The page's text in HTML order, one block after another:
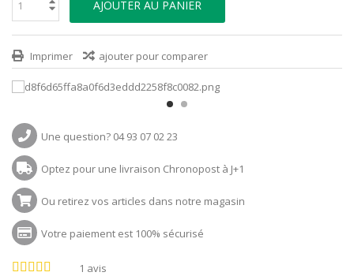
AJOUTER AU PANIER
Imprimer ajouter pour comparer
Une question? 04 93 07 02 23
Optez pour une livraison Chronopost à J+1
Ou retirez vos articles dans notre magasin
Votre paiement est 100% sécurisé
1 avis